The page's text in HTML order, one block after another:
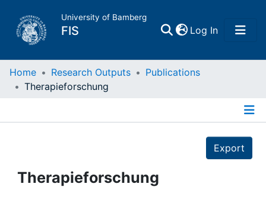
University of Bamberg
FIS Log In(current)
Home
Projects
Home Research Outputs
Publications
Therapieforschung
Export
Therapieforschung